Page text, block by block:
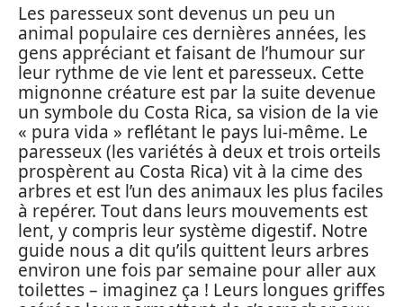
Les paresseux sont devenus un peu un
animal populaire ces dernières années, les
gens appréciant et faisant de l’humour sur
leur rythme de vie lent et paresseux. Cette
mignonne créature est par la suite devenue
un symbole du Costa Rica, sa vision de la vie
« pura vida » reflétant le pays lui-même. Le
paresseux (les variétés à deux et trois orteils
prospèrent au Costa Rica) vit à la cime des
arbres et est l’un des animaux les plus faciles
à repérer. Tout dans leurs mouvements est
lent, y compris leur système digestif. Notre
guide nous a dit qu’ils quittent leurs arbres
environ une fois par semaine pour aller aux
toilettes – imaginez ça ! Leurs longues griffes